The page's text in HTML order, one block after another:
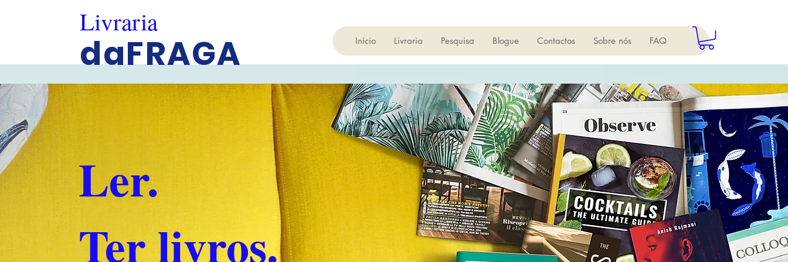
daFRAGA
Livraria
Início Livraria Pesquisa Blogue Contactos Sobre nós FAQ
Ler.
Ter livros.